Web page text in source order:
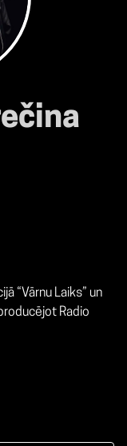
“Vārnu Laiks” un
Radio